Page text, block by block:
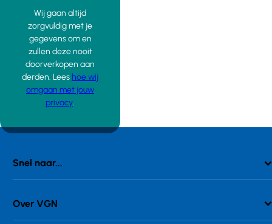
Wij gaan altijd
zorgvuldig met je
gegevens om en
zullen deze nooit
doorverkopen aan
derden. Lees hoe wij
omgaan met jouw
privacy.
Snel naar...
Over VGN